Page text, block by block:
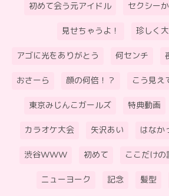
初めて会う元アイドル セクシー
見せちゃうよ！ 珍しく
アゴに光をありがとう 何センチ
おさーら 顔の何倍！？ こう見え
東京みじんこガールズ 特典動画
カラオケ大会 矢沢あい はなか
渋谷WWW 初めて ここだけの
ニューヨーク 記念 髪型